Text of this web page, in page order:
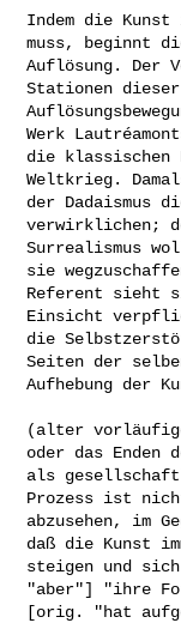
Indem die
muss, beginnt
Auflösung. Der
Stationen dieser
Werk
die klassischen
Weltkrieg.
der Dadaismus
verwirklichen;
Surrealismus
sie
Referent sieht
Einsicht
die
Seiten der
Aufhebung der
(alter
oder das Enden
als
Prozess ist
abzusehen, im
daß die Kunst
steigen und
"aber"] "ihre
[orig. "hat